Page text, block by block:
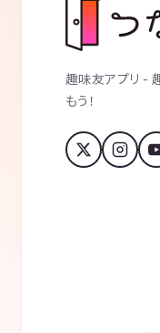
趣味友アプリ -
もう！